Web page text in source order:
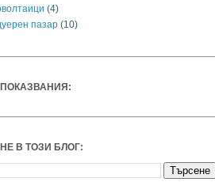
(4)
пазар (10)
В ТОЗИ БЛОГ: